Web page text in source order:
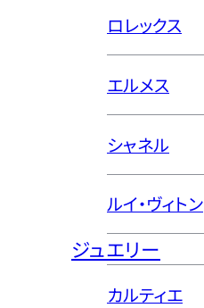
ロレックス
エルメス
シャネル
ルイ・ヴィトン
ジュエリー
カルティエ